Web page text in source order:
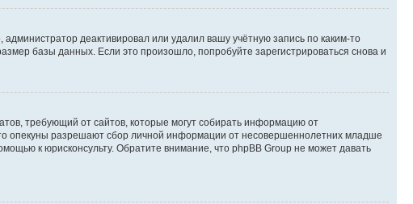
деактивировал или удалил вашу учётную запись по каким-то
базы данных. Если это произошло, попробуйте зарегистрироваться снова и
требующий от сайтов, которые могут собирать информацию от
опекуны разрешают сбор личной информации от несовершеннолетних младше
к юрисконсульту. Обратите внимание, что phpBB Group не может давать